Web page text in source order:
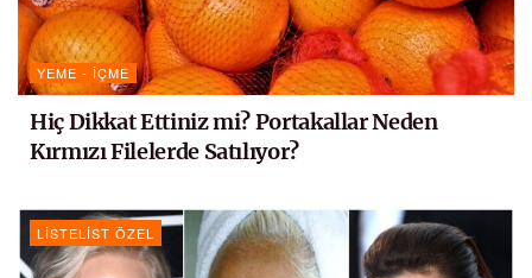
YEME - İÇME
Hiç Dikkat Ettiniz mi? Portakallar Neden
Kırmızı Filelerde Satılıyor?
LISTELIST ÖZEL